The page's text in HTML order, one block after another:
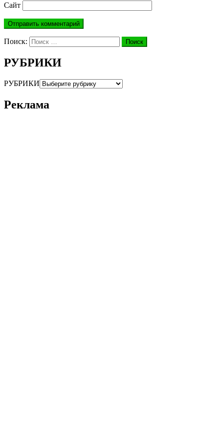
Сайт
Поиск: Поиск
РУБРИКИ
РУБРИКИ
Реклама